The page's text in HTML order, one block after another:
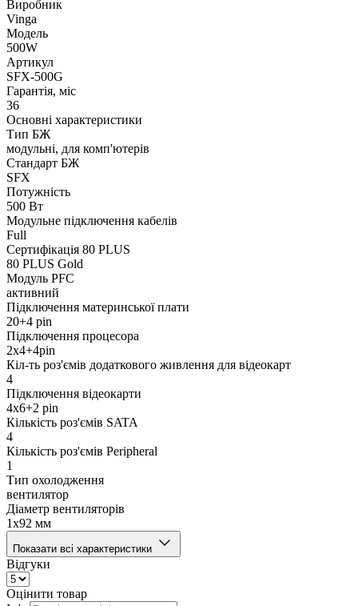
Виробник
Vinga
Модель
500W
Артикул
SFX-500G
Гарантія, міс
36
Основні характеристики
Тип БЖ
модульні, для комп'ютерів
Стандарт БЖ
SFX
Потужність
500 Вт
Модульне підключення кабелів
Full
Сертифікація 80 PLUS
80 PLUS Gold
Модуль PFC
активний
Підключення материнської плати
20+4 pin
Підключення процесора
2x4+4pin
Кіл-ть роз'ємів додаткового живлення для відеокарт
4
Підключення відеокарти
4x6+2 pin
Кількість роз'ємів SATA
4
Кількість роз'ємів Peripheral
1
Тип охолодження
вентилятор
Діаметр вентиляторів
1x92 мм
Показати всі характеристики
Відгуки
Оцінити товар